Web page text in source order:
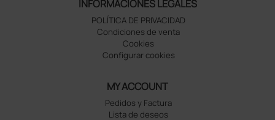
INFORMACIONES LEGALES
POLÍTICA DE PRIVACIDAD
Condiciones de venta
Cookies
Configurar cookies
MY ACCOUNT
Pedidos y Factura
Lista de deseos